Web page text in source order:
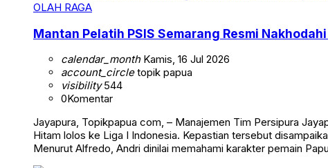
OLAH RAGA
Mantan Pelatih PSIS Semarang Resmi
calendar_monthKamis, 16 Jul 2026
account_circletopik papua
visibility544
0Komentar
Jayapura, Topikpapua com, – Manajemen Tim Persipura
Hitam lolos ke Liga I Indonesia. Kepastian tersebut
Menurut Alfredo, Andri dinilai memahami karakter pemain